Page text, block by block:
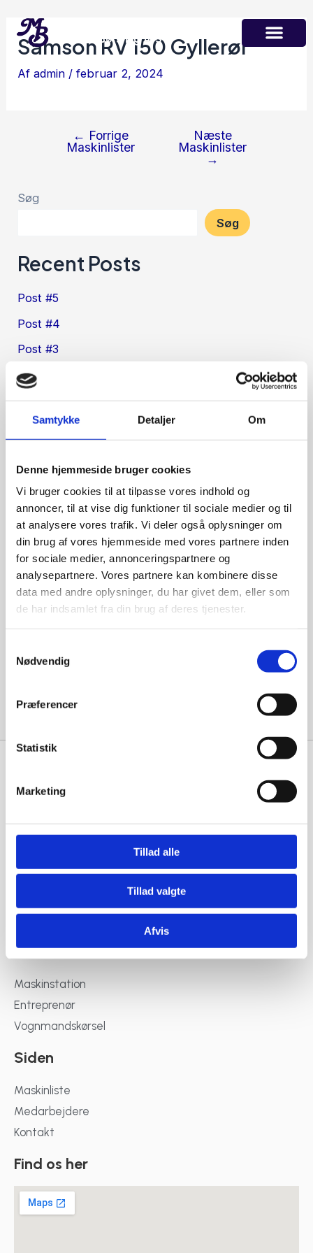
Samtykke Detaljer Om
Denne hjemmeside bruger cookies
Vi bruger cookies til at tilpasse vores indhold og
annoncer, til at vise dig funktioner til sociale medier og til
at analysere vores trafik. Vi deler også oplysninger om
din brug af vores hjemmeside med vores partnere inden
for sociale medier, annonceringspartnere og
analysepartnere. Vores partnere kan kombinere disse
data med andre oplysninger, du har givet dem, eller som
de har indsamlet fra din brug af deres tjenester.
Nødvendig
Præferencer
Statistik
Marketing
Tillad alle
Tillad valgte
Afvis
indholdet
Martin Børsting A/S
Samson RV 150 Gyllerør
Afadmin /februar 2, 2024
← Forrige
Maskinlister
Næste
Maskinlister
→
Søg
Søg
Recent Posts
Post #5
Post #4
Post #3
Post #2
Post #1
Recent Comments
ss1_tcoapåPost #4
ma1_fmoapåPost #1
https://www.exoticzimbabwe.com/ påPost #2
go to my blogpåPost #2
next pagepåPost #4
Archives
borstingmartin@borstingmartin.dk
+45 30 97 13 10
Ballingvej 98, 7800 Skive
Services
Maskinstation
Entreprenør
Vognmandskørsel
Siden
Maskinliste
Medarbejdere
Kontakt
Find os her